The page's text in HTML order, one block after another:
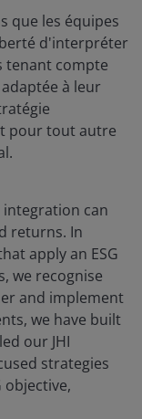
que les équipes
d'interpréter
tenant compte
à leur
pour tout autre
integration can
returns. In
apply an ESG
we recognise
and implement
we have built
our JHI
strategies
objective,